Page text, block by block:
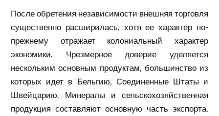
После обретения независимости внешняя торговля
существенно расширилась, хотя ее характер по-
прежнему отражает колониальный характер
экономики. Чрезмерное доверие уделяется
нескольким основным продуктам, большинство из
которых идет в Бельгию, Соединенные Штаты и
Швейцарию. Минералы и сельскохозяйственная
продукция составляют основную часть экспорта.